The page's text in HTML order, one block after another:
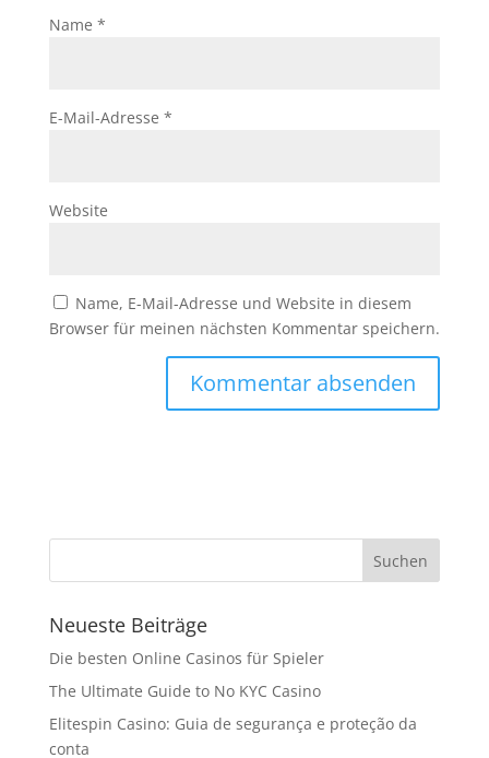
Name *
E-Mail-Adresse *
Website
Name, E-Mail-Adresse und Website in diesem
Browser für meinen nächsten Kommentar speichern.
Neueste Beiträge
Die besten Online Casinos für Spieler
The Ultimate Guide to No KYC Casino
Elitespin Casino: Guia de segurança e proteção da
conta